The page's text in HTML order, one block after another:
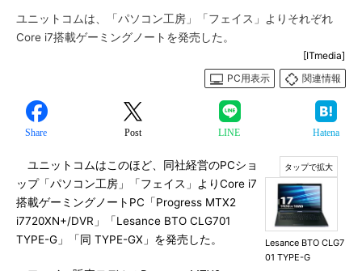
ユニットコムは、「パソコン工房」「フェイス」よりそれぞれ
Core i7搭載ゲーミングノートを発売した。
[ITmedia]
PC用表示
関連情報
Share Post LINE Hatena
Lesance BTO CLG7
01 TYPE-G
ユニットコムはこのほど、同社経営のPCショ
ップ「パソコン工房」「フェイス」よりCore i7
搭載ゲーミングノートPC「Progress MTX2
i7720XN+/DVR」「Lesance BTO CLG701
TYPE-G」「同 TYPE-GX」を発売した。